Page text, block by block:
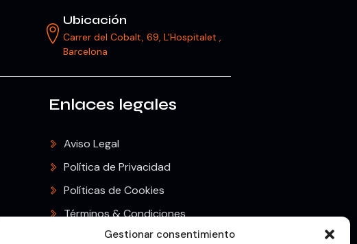
Gestionar consentimiento
Ubicación
Carrer del Cobalt, 69, L'Hospitalet ,
Barcelona
Enlaces legales
Aviso Legal
Política de Privacidad
Políticas de Cookies
Términos & Condiciones
Envíos & Devoluciones